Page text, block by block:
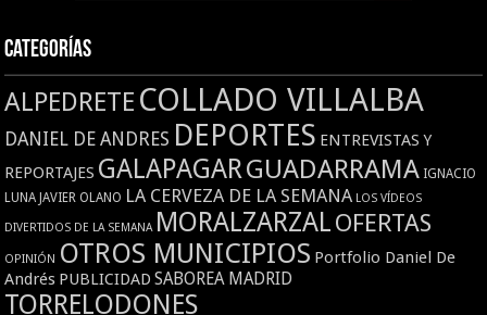
Categorías
ALPEDRETE COLLADO VILLALBA
DANIEL DE ANDRES DEPORTES ENTREVISTAS Y
REPORTAJES GALAPAGARGUADARRAMA IGNACIO
LUNA JAVIER OLANO LA CERVEZA DE LA SEMANA LOS VÍDEOS
DIVERTIDOS DE LA SEMANA MORALZARZALOFERTAS
OPINIÓN OTROS MUNICIPIOS Portfolio Daniel De
Andrés PUBLICIDAD SABOREA MADRID
TORRELODONES